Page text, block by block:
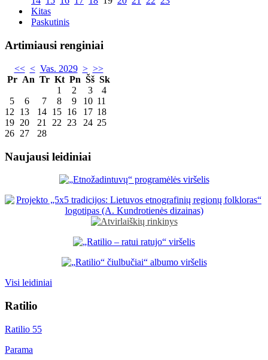
Kitas
Paskutinis
Artimiausi renginiai
<< < Vas. 2029 > >>
Pr An Tr Kt Pn Šš Sk
1
2 3
4
5
6 7 8 9 10 11
12
13 14 15 16 17 18
19 20 21 22 23 24 25
26 27 28
Naujausi leidiniai
Visi leidiniai
Ratilio
Ratilio 55
Parama